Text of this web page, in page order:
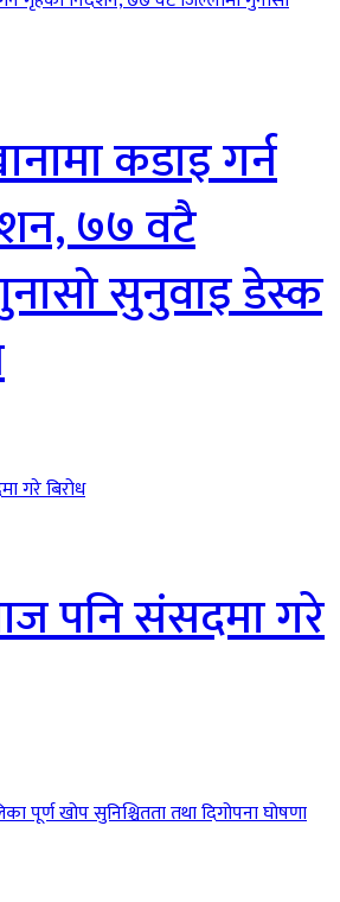
कडाइ गर्न
७७ वटै
सुनुवाइ डेस्क
पनि संसदमा गरे